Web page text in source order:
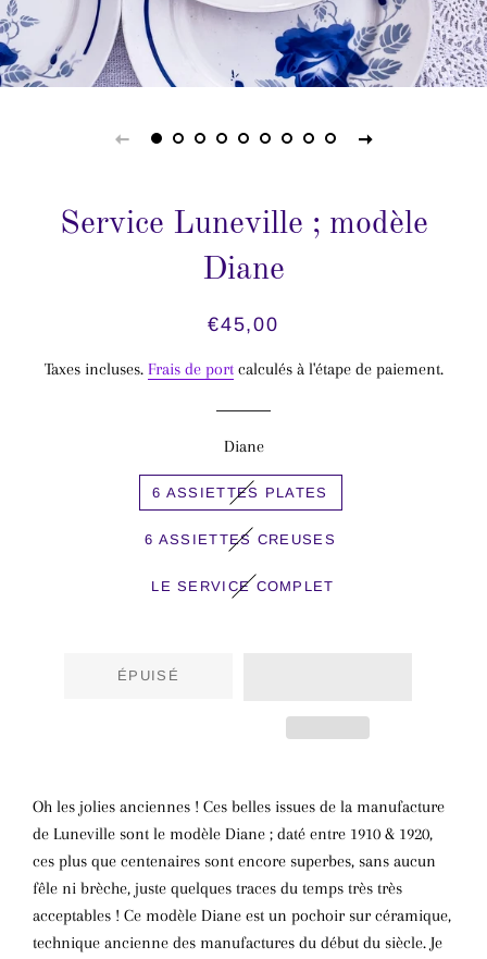
Service Luneville ; modèle
Diane
Prix
Prix
€45,00
Taxes incluses. Frais de portcalculés à l'étape de paiement.
Diane
6 ASSIETTES PLATES
6 ASSIETTES CREUSES
LE SERVICE COMPLET
ÉPUISÉ
Oh les jolies anciennes ! Ces belles issues de la manufacture
de Luneville sont le modèle Diane ; daté entre 1910 & 1920,
ces plus que centenaires sont encore superbes, sans aucun
fêle ni brèche, juste quelques traces du temps très très
acceptables ! Ce modèle Diane est un pochoir sur céramique,
technique ancienne des manufactures du début du siècle. Je